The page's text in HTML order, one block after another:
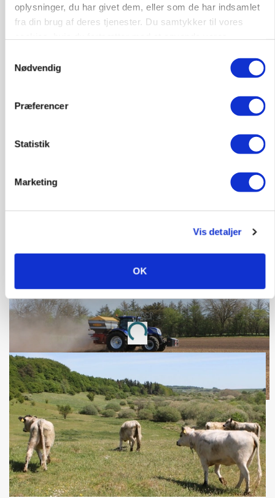
oplysninger, du har givet dem, eller som de har indsamlet
fra din brug af deres tjenester. Du samtykker til vores
Nødvendig
Præferencer
Statistik
Marketing
Vis detaljer
OK
Annonce
»Nu stopper I«: Landbrugsdebattør og
gødskningslov
Folketinget behandler ny gødskningslov: Sådan
kan den ændre din bedrift fra 2027
Annonce
Loading...